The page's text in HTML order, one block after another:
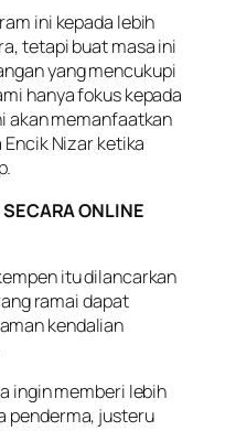
ini kepada lebih
tetapi buat masa ini
yang mencukupi
hanya fokus kepada
akan memanfaatkan
Nizar ketika
ONLINE
itu dilancarkan
ramai dapat
kendalian
ingin memberi lebih
penderma, justeru